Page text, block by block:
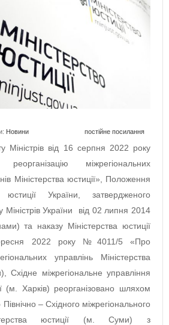
Новини постійне посилання
Міністрів від 16 серпня 2022 року
міжрегіональних
Міністерства юстиції», Положення
України, затвердженого
Міністрів України від 02 липня 2014
та наказу Міністерства юстиції
2022 року №4011/5 «Про
управлінь Міністерства
Східне міжрегіональне управління
(м. Харків) реорганізовано шляхом
– Східного міжрегіонального
юстиції (м. Суми) з